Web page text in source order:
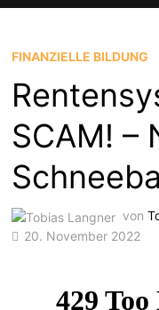
FINANZIELLE BILDUNG
SCAM! –
von
20. November 2022